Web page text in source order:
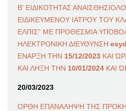
Β' ΕΙΔΙΚΟΤΗΤΑΣ
ΕΙΔΙΚΕΥΜΕΝΟΥ ΙΑΤΡΟΥ ΤΟΥ
ΕΛΠΙΣ" ΜΕ ΠΡΟΘΕΣΜΙΑ
ΗΛΕΚΤΡΟΝΙΚΗ ΔΙΕΥΘΥΝΣΗ
ΕΝΑΡΞΗ ΤΗΝ 15/12/2023 ΚΑΙ
ΚΑΙ ΛΗΞΗ ΤΗΝ 10/01/2024 ΚΑΙ
20/03/2023
ΟΡΘΗ ΕΠΑΝΑΛΗΨΗ ΤΗΣ